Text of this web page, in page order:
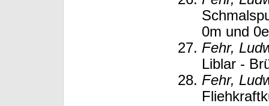
0m und
Fehr,
Liblar -
Fehr,